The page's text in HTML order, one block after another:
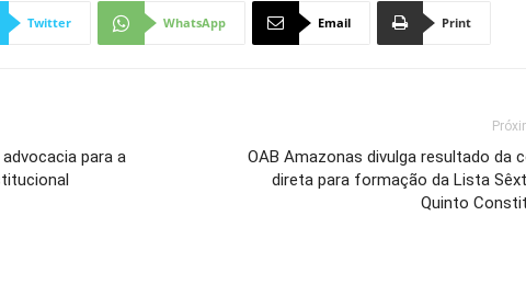
Twitter WhatsApp Email Print
para a
OAB Amazonas divulga resultado da
direta para formação da Lista
Quinto